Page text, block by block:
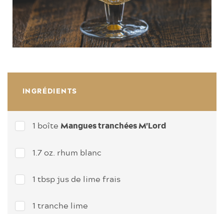
INGRÉDIENTS
1 boîte Mangues tranchées M'Lord
1.7 oz. rhum blanc
1 tbsp jus de lime frais
1 tranche lime